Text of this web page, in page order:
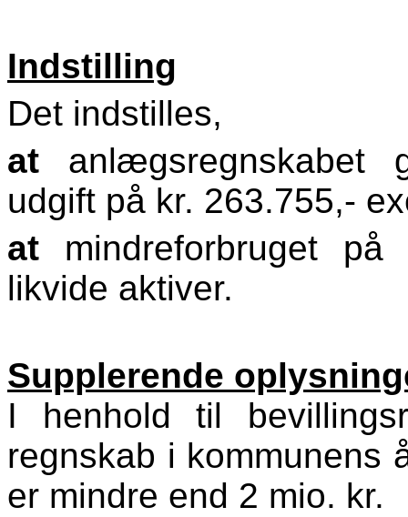
Indstilling
Det indstilles,
at anlægsregnskabet
udgift på kr. 263.755,-
at mindreforbruget
likvide aktiver.
Supplerende
I henhold til
regnskab i kommunens
er mindre end 2 mio. kr.